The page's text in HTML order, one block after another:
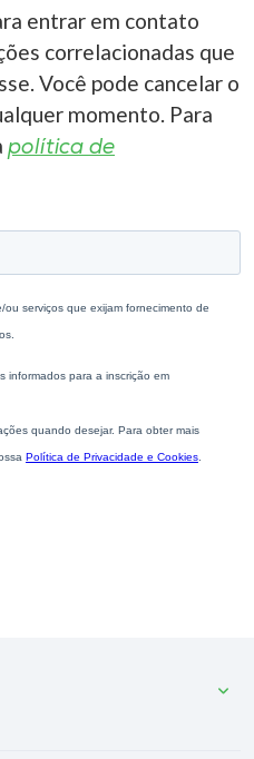
entrar em contato
correlacionadas que
Você pode cancelar o
momento. Para
política de